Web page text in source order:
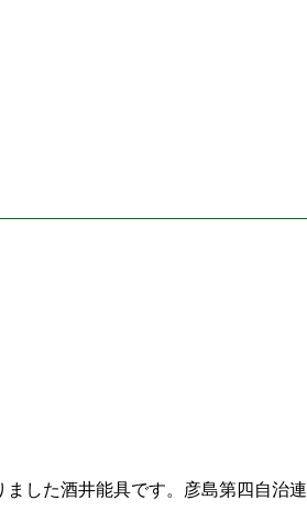
した酒井能具です。彦島第四自治